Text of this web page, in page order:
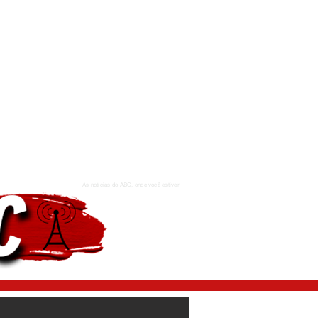
As notícias do ABC, onde você estiver